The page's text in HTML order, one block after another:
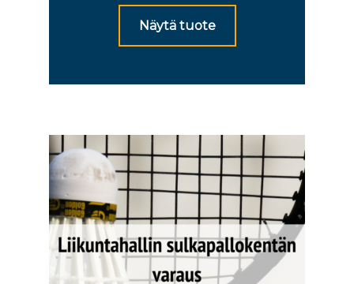
Näytä tuote